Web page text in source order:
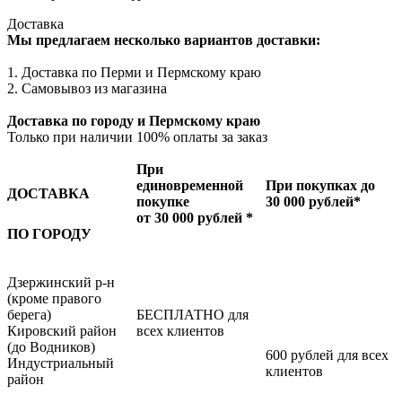
Доставка
Мы предлагаем несколько вариантов доставки:
1. Доставка по Перми и Пермскому краю
2. Самовывоз из магазина
Доставка по городу и Пермскому краю
Только при наличии 100% оплаты за заказ
ДОСТАВКА
При
единовременной
покупке
от 30 000 рублей *
При покупках до
30 000 рублей*
ПО ГОРОДУ
Дзержинский р-н
(кроме правого
берега)
Кировский район
(до Водников)
Индустриальный
район
БЕСПЛАТНО для
всех клиентов
600 рублей для всех
клиентов